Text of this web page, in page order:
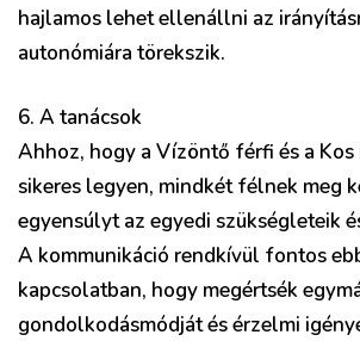
hajlamos lehet ellenállni az
autonómiára törekszik.
6. A tanácsok
Ahhoz, hogy a Vízöntő férfi és a
sikeres legyen, mindkét félnek meg
egyensúlyt az egyedi szükségleteik
A kommunikáció rendkívül fontos
kapcsolatban, hogy megértsék
gondolkodásmódját és érzelmi